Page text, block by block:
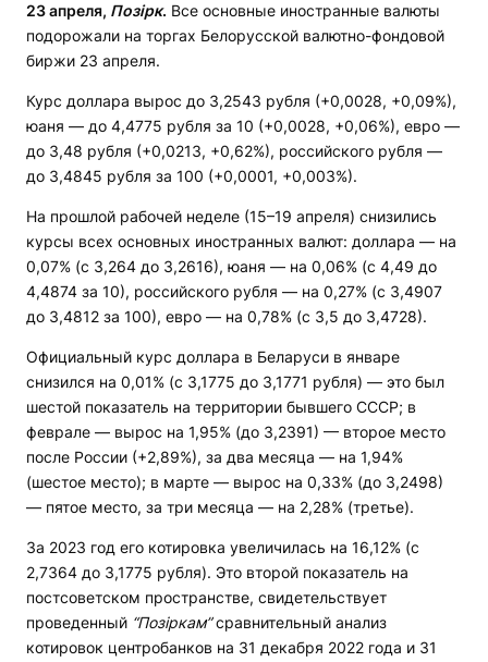
23 апреля, Позірк. Все основные иностранные валюты
подорожали на торгах Белорусской валютно-фондовой
биржи 23 апреля.
Курс доллара вырос до 3,2543 рубля (+0,0028, +0,09%),
юаня — до 4,4775 рубля за 10 (+0,0028, +0,06%), евро —
до 3,48 рубля (+0,0213, +0,62%), российского рубля —
до 3,4845 рубля за 100 (+0,0001, +0,003%).
На прошлой рабочей неделе (15–19 апреля) снизились
курсы всех основных иностранных валют: доллара — на
0,07% (с 3,264 до 3,2616), юаня — на 0,06% (с 4,49 до
4,4874 за 10), российского рубля — на 0,27% (с 3,4907
до 3,4812 за 100), евро — на 0,78% (с 3,5 до 3,4728).
Официальный курс доллара в Беларуси в январе
снизился на 0,01% (с 3,1775 до 3,1771 рубля) — это был
шестой показатель на территории бывшего СССР; в
феврале — вырос на 1,95% (до 3,2391) — второе место
после России (+2,89%), за два месяца — на 1,94%
(шестое место); в марте — вырос на 0,33% (до 3,2498)
— пятое место, за три месяца — на 2,28% (третье).
За 2023 год его котировка увеличилась на 16,12% (с
2,7364 до 3,1775 рубля). Это второй показатель на
постсоветском пространстве, свидетельствует
проведенный “Позіркам”сравнительный анализ
котировок центробанков на 31 декабря 2022 года и 31